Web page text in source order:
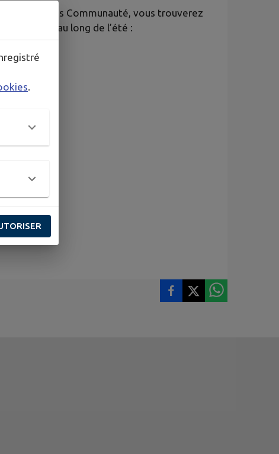
de Moulins Communauté, vous trouverez
tout au long de l’été :
.